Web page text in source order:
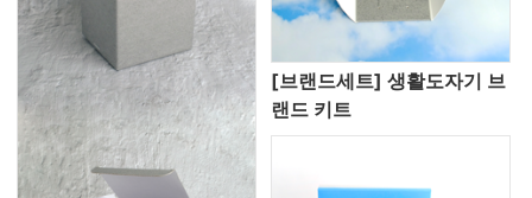
[브랜드세트] 생활도자기 브
랜드 키트